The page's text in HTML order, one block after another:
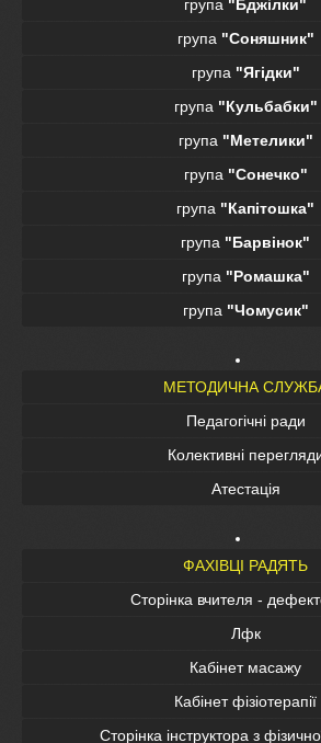
група "Бджілки"
група "Соняшник"
група "Ягідки"
група "Кульбабки"
група "Метелики"
група "Сонечко"
група "Капітошка"
група "Барвінок"
група "Ромашка"
група "Чомусик"
МЕТОДИЧНА
Педагогічні ради
Колективні
Атестація
ФАХІВЦІ РАДЯТЬ
Сторінка вчителя -
Лфк
Кабінет масажу
Кабінет фізіотерапії
Сторінка інструктора з